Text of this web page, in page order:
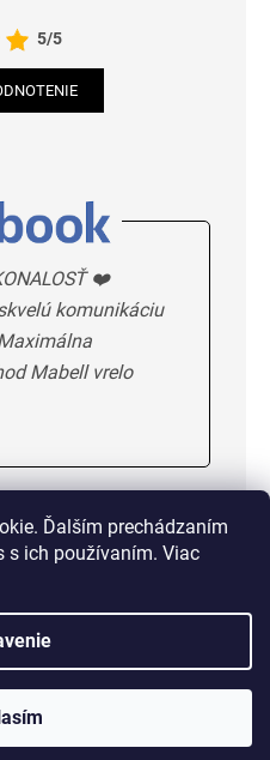
Ďalším prechádzaním
s ich používaním. Viac
5/5
❤️
komunikáciu
Mabell vrelo